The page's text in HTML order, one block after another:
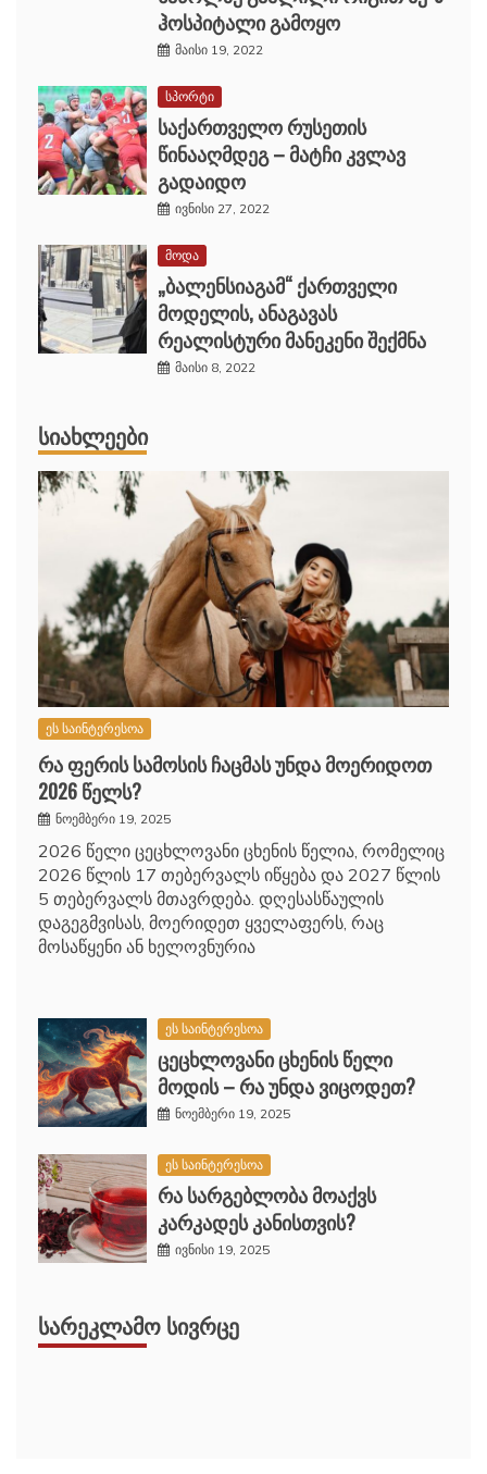
ჰოსპიტალი გამოყო
მაისი 19, 2022
სპორტი
საქართველო რუსეთის
წინააღმდეგ – მატჩი კვლავ
გადაიდო
ივნისი 27, 2022
მოდა
„ბალენსიაგამ“ ქართველი
მოდელის, ანაგავას
რეალისტური მანეკენი შექმნა
მაისი 8, 2022
ᲡᲘᲐᲮᲚᲔᲔᲑᲘ
ეს საინტერესოა
რა ფერის სამოსის ჩაცმას უნდა მოერიდოთ
2026 წელს?
ნოემბერი 19, 2025
2026 წელი ცეცხლოვანი ცხენის წელია, რომელიც
2026 წლის 17 თებერვალს იწყება და 2027 წლის
5 თებერვალს მთავრდება. დღესასწაულის
დაგეგმვისას, მოერიდეთ ყველაფერს, რაც
მოსაწყენი ან ხელოვნურია
ეს საინტერესოა
ცეცხლოვანი ცხენის წელი
მოდის – რა უნდა ვიცოდეთ?
ნოემბერი 19, 2025
ეს საინტერესოა
რა სარგებლობა მოაქვს
კარკადეს კანისთვის?
ივნისი 19, 2025
ᲡᲐᲠᲔᲙᲚᲐᲛᲝ ᲡᲘᲕᲠᲪᲔ